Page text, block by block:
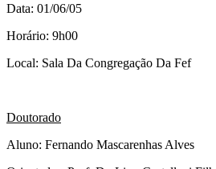
Data: 01/06/05
Horário: 9h00
Local: Sala Da Congregação Da Fef
Doutorado
Aluno: Fernando Mascarenhas Alves